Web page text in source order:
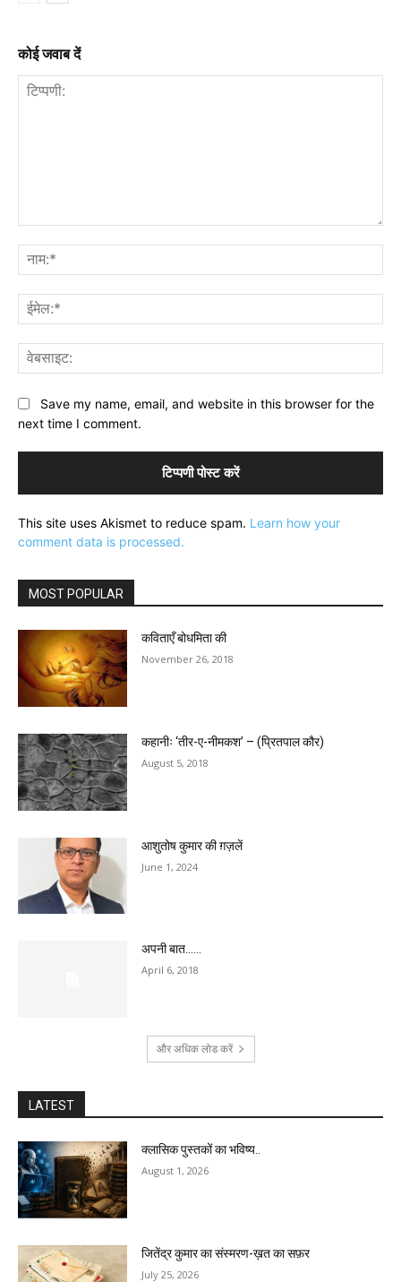
कोई जवाब दें
Save my name, email, and website in this browser for the
next time I comment.
This site uses Akismet to reduce spam. Learn how your
comment data is processed.
MOST POPULAR
कविताएँ बोधमिता की
November 26, 2018
कहानीः ‘तीर-ए-नीमकश’ – (प्रितपाल कौर)
August 5, 2018
आशुतोष कुमार की ग़ज़लें
June 1, 2024
अपनी बात……
April 6, 2018
और अधिक लोड करें
LATEST
क्लासिक पुस्तकों का भविष्य..
August 1, 2026
जितेंद्र कुमार का संस्मरण-ख़त का सफ़र
July 25, 2026